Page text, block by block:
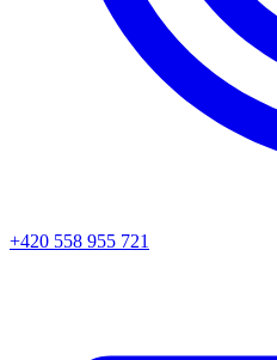
+420 558 955 721